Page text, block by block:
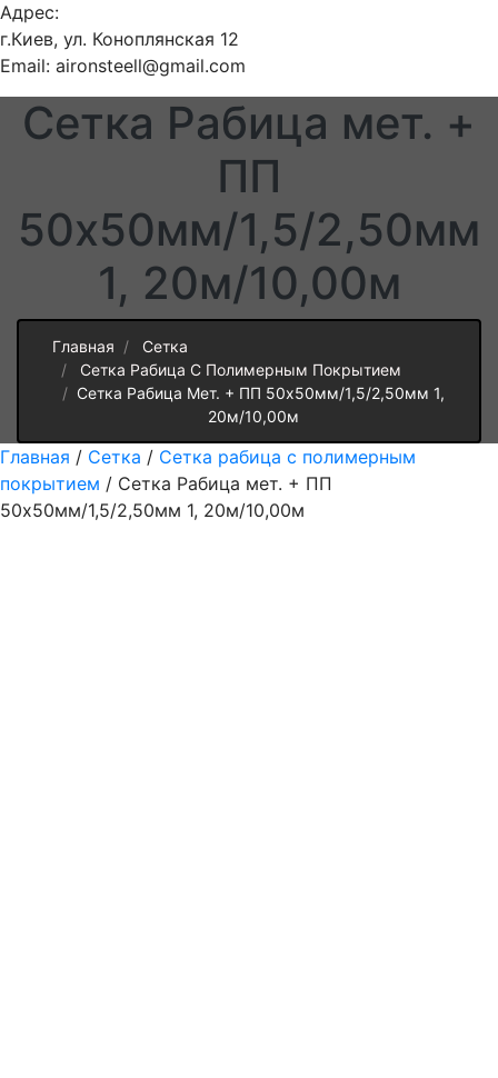
Адрес:
г.Киев, ул. Коноплянская 12
Email: aironsteell@gmail.com
Сетка Рабица мет. +
ПП
50х50мм/1,5/2,50мм
1, 20м/10,00м
Главная
Сетка
Сетка Рабица С Полимерным Покрытием
Сетка Рабица Мет. + ПП 50х50мм/1,5/2,50мм 1,
20м/10,00м
Главная / Сетка / Сетка рабица с полимерным
покрытием / Сетка Рабица мет. + ПП
50х50мм/1,5/2,50мм 1, 20м/10,00м